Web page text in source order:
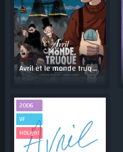
Avril et le monde truqué
2006
VF
HDLight